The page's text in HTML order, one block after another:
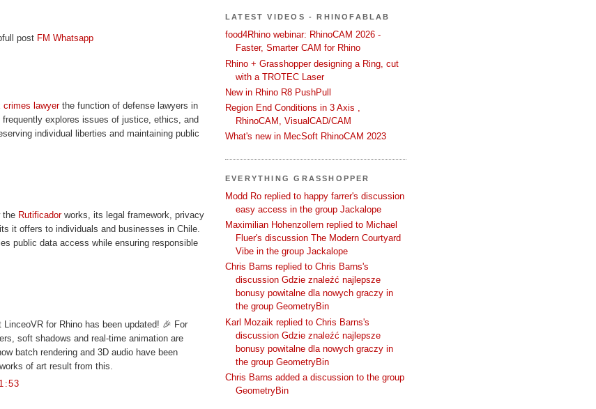
post FM Whatsapp
crimes lawyerthe function of defense lawyers in
explores issues of justice, ethics, and
individual liberties and maintaining public
the Rutificadorworks, its legal framework, privacy
it offers to individuals and businesses in Chile.
public data access while ensuring responsible
for Rhino has been updated! 🎉 For
soft shadows and real-time animation are
batch rendering and 3D audio have been
of art result from this.
LATEST VIDEOS - RHINOFABLAB
food4Rhino webinar: RhinoCAM 2026 -
Faster, Smarter CAM for Rhino
Rhino + Grasshopper designing a Ring, cut
with a TROTEC Laser
New in Rhino R8 PushPull
Region End Conditions in 3 Axis ,
RhinoCAM, VisualCAD/CAM
What's new in MecSoft RhinoCAM 2023
EVERYTHING GRASSHOPPER
Modd Ro replied to happy farrer's discussion
easy access in the group Jackalope
Maximilian Hohenzollern replied to Michael
Fluer's discussion The Modern Courtyard
Vibe in the group Jackalope
Chris Barns replied to Chris Barns's
discussion Gdzie znaleźć najlepsze
bonusy powitalne dla nowych graczy in
the group GeometryBin
Karl Mozaik replied to Chris Barns's
discussion Gdzie znaleźć najlepsze
bonusy powitalne dla nowych graczy in
the group GeometryBin
Chris Barns added a discussion to the group
GeometryBin